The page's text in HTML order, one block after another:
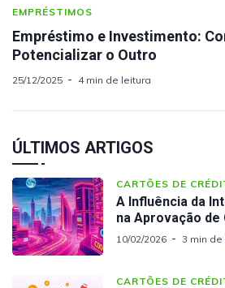
EMPRÉSTIMOS
Empréstimo e Investimento:
Potencializar o Outro
25/12/2025 4 min de leitura
ÚLTIMOS ARTIGOS
CARTÕES DE
A Influência da
na Aprovação
10/02/2026 3 min de
CARTÕES DE